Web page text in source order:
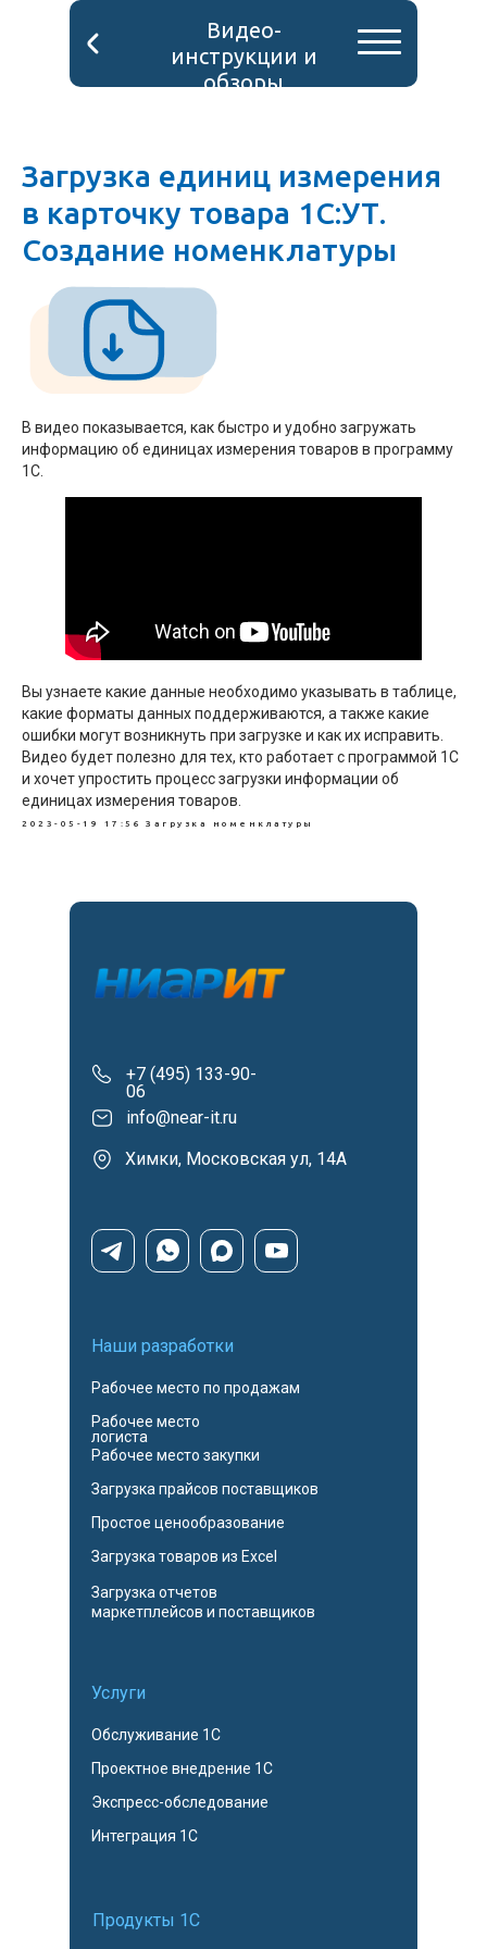
Видео-
инструкции и
обзоры
Загрузка единиц измерения
в карточку товара 1С:УТ.
Создание номенклатуры
В видео показывается, как быстро и удобно загружать
информацию об единицах измерения товаров в программу
1С.
Вы узнаете какие данные необходимо указывать в таблице,
какие форматы данных поддерживаются, а также какие
ошибки могут возникнуть при загрузке и как их исправить.
Видео будет полезно для тех, кто работает с программой 1С
и хочет упростить процесс загрузки информации об
единицах измерения товаров.
2023-05-19 17:56 Загрузка номенклатуры
Наши разработки
Рабочее место по продажам
Рабочее место
логиста
Рабочее место закупки
Загрузка прайсов поставщиков
Простое ценообразование
Загрузка товаров из Excel
Загрузка отчетов
маркетплейсов и поставщиков
Услуги
Обслуживание 1С
Проектное внедрение 1С
Экспресс-обследование
Интеграция 1С
Продукты 1С
+7 (495) 133-90-
06
info@near-it.ru
Химки, Московская ул, 14А